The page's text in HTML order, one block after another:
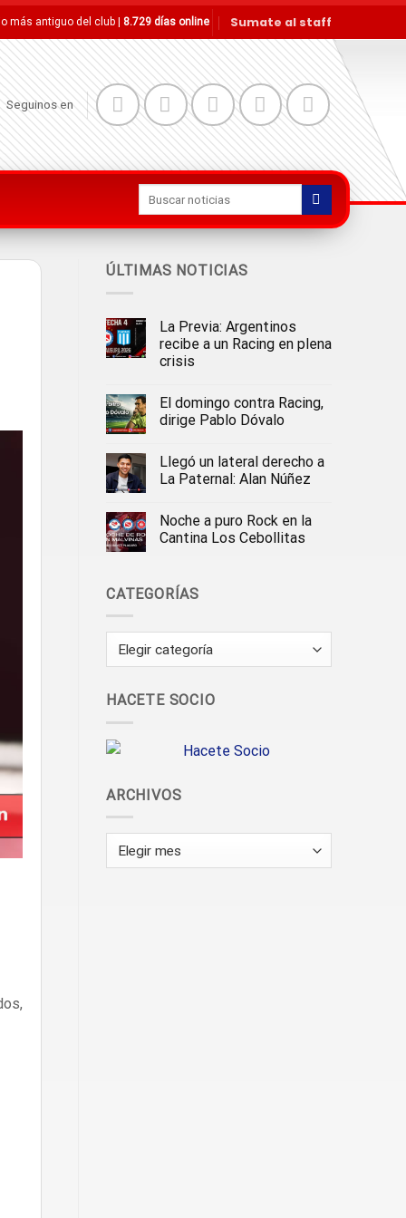
más antiguo del club | 23 años online Sumate al staff
Seguinos en
ÚLTIMAS NOTICIAS
La Previa: Argentinos
recibe a un Racing en plena
crisis
El domingo contra Racing,
dirige Pablo Dóvalo
Llegó un lateral derecho a
La Paternal: Alan Núñez
Noche a puro Rock en la
Cantina Los Cebollitas
CATEGORÍAS
Categorías
HACETE SOCIO
ARCHIVOS
Archivos